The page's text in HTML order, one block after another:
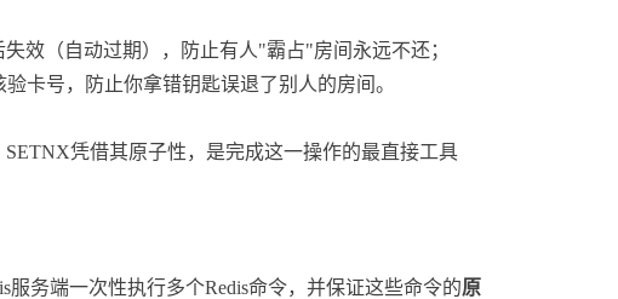
效（自动过期），防止有人"霸占"房间永远不还；
卡号，防止你拿错钥匙误退了别人的房间。
凭借其原子性，是完成这一操作的最直接工具
服务端一次性执行多个Redis命令，并保证这些命令的原